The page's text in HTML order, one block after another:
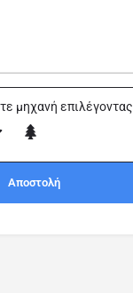
μηχανή επιλέγοντας